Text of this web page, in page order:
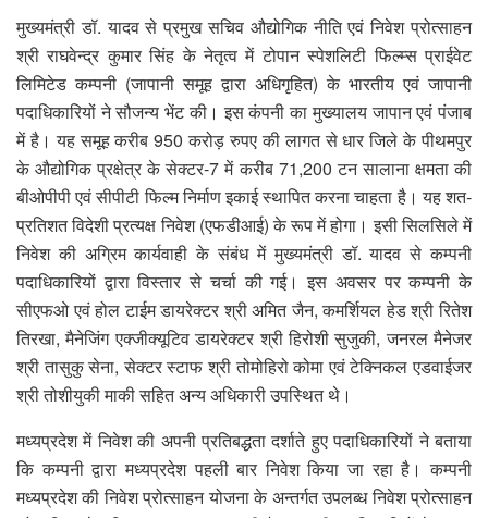
मुख्यमंत्री डॉ. यादव से प्रमुख सचिव औद्योगिक नीति एवं निवेश प्रोत्साहन
श्री राघवेन्द्र कुमार सिंह के नेतृत्व में टोपान स्पेशलिटी फिल्म्स प्राईवेट
लिमिटेड कम्पनी (जापानी समूह द्वारा अधिगृहित) के भारतीय एवं जापानी
पदाधिकारियों ने सौजन्य भेंट की। इस कंपनी का मुख्यालय जापान एवं पंजाब
में है। यह समूह करीब 950 करोड़ रुपए की लागत से धार जिले के पीथमपुर
के औद्योगिक प्रक्षेत्र के सेक्टर-7 में करीब 71,200 टन सालाना क्षमता की
बीओपीपी एवं सीपीटी फिल्म निर्माण इकाई स्थापित करना चाहता है। यह शत-
प्रतिशत विदेशी प्रत्यक्ष निवेश (एफडीआई) के रूप में होगा। इसी सिलसिले में
निवेश की अग्रिम कार्यवाही के संबंध में मुख्यमंत्री डॉ. यादव से कम्पनी
पदाधिकारियों द्वारा विस्तार से चर्चा की गई। इस अवसर पर कम्पनी के
सीएफओ एवं होल टाईम डायरेक्टर श्री अमित जैन, कमर्शियल हेड श्री रितेश
तिरखा, मैनेजिंग एक्जीक्यूटिव डायरेक्टर श्री हिरोशी सुजुकी, जनरल मैनेजर
श्री तासुकु सेना, सेक्टर स्टाफ श्री तोमोहिरो कोमा एवं टेक्निकल एडवाईजर
श्री तोशीयुकी माकी सहित अन्य अधिकारी उपस्थित थे।
मध्यप्रदेश में निवेश की अपनी प्रतिबद्धता दर्शाते हुए पदाधिकारियों ने बताया
कि कम्पनी द्वारा मध्यप्रदेश पहली बार निवेश किया जा रहा है। कम्पनी
मध्यप्रदेश की निवेश प्रोत्साहन योजना के अन्तर्गत उपलब्ध निवेश प्रोत्साहन